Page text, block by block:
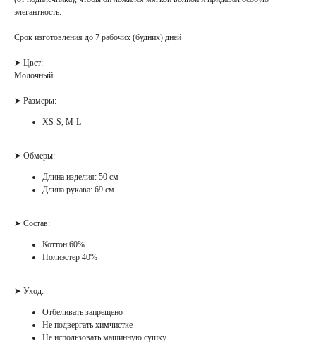
элегантность.
Срок изготовления до 7 рабочих (будних) дней
➤ Цвет:
Молочный
➤ Размеры:
XS-S, M-L
➤ Обмеры:
Длина изделия: 50 см
Длина рукава: 69 см
➤ Состав:
Коттон 60%
Полиэстер 40%
➤ Уход:
Отбеливать запрещено
Не подвергать химчистке
Не использовать машинную сушку